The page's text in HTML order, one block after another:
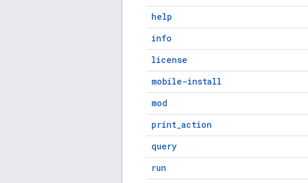
help
info
license
mobile-install
mod
print_action
query
run